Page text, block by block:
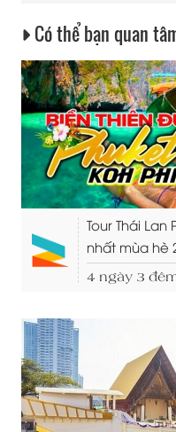
Có thể bạn quan
Tour Thái
nhất mùa hè
4 ngày 3